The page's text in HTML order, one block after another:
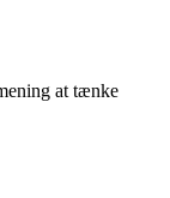
at tænke